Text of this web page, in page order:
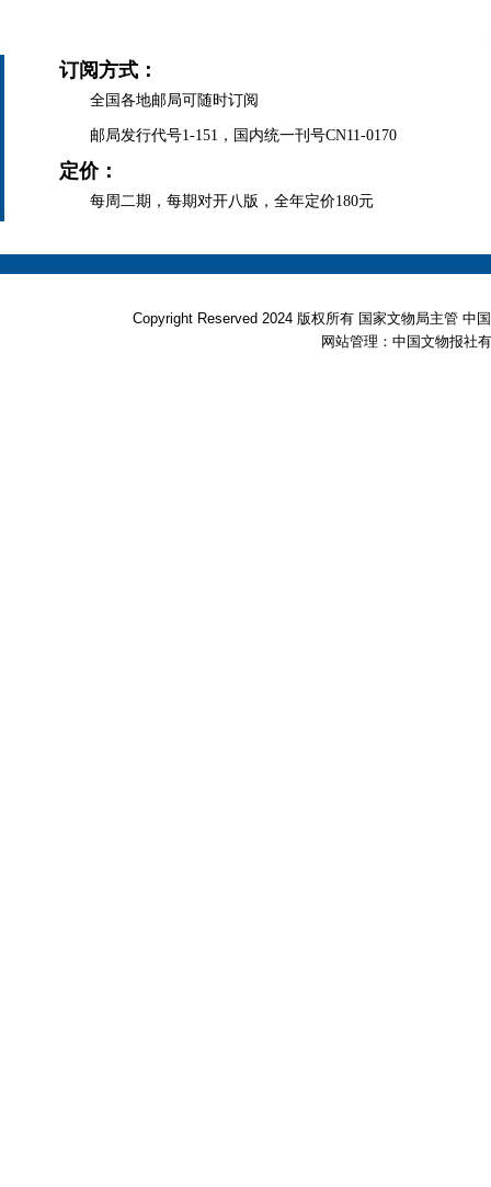
订阅方式：
全国各地邮局可随时订阅
邮局发行代号1-151，国内统一刊号CN11-0170
定价：
每周二期，每期对开八版，全年定价180元
Copyright Reserved 2024 版权所有 国家文物局主管
网站管理：中国文物报社